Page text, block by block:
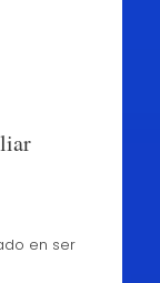
en ser